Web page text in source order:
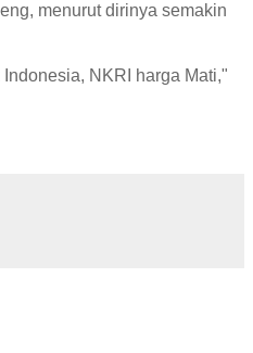
menurut dirinya semakin
NKRI harga Mati,"